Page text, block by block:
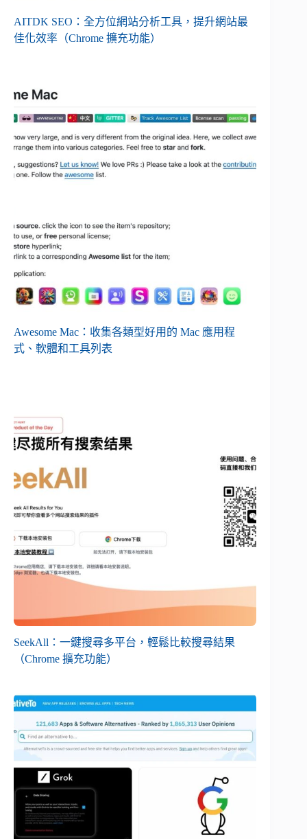
AITDK SEO：全方位網站分析工具，提升網站最
佳化效率（Chrome 擴充功能）
Awesome Mac：收集各類型好用的 Mac 應用程
式、軟體和工具列表
SeekAll：一鍵搜尋多平台，輕鬆比較搜尋結果
（Chrome 擴充功能）